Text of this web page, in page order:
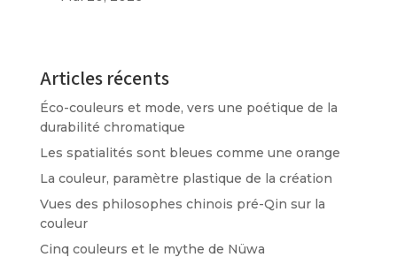
Articles récents
Éco-couleurs et mode, vers une poétique de la
durabilité chromatique
Les spatialités sont bleues comme une orange
La couleur, paramètre plastique de la création
Vues des philosophes chinois pré-Qin sur la
couleur
Cinq couleurs et le mythe de Nüwa